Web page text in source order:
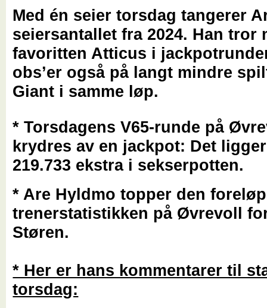
Med én seier torsdag tangerer
seiersantallet fra 2024. Han tror
favoritten Atticus i
obs’er også på langt mindre
Giant i samme løp.
* Torsdagens V65-runde på
krydres av en jackpot: Det
219.733 ekstra i sekserpotten.
* Are Hyldmo topper den
trenerstatistikken på Øvrevoll
Støren.
* Her er hans kommentarer til
torsdag: